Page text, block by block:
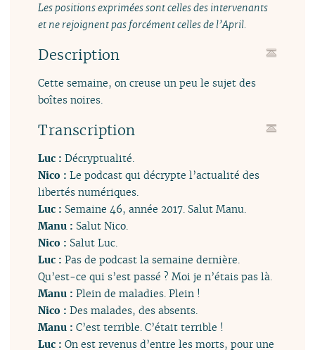
Les positions exprimées sont celles des intervenants
et ne rejoignent pas forcément celles de l’April.
Description
Cette semaine, on creuse un peu le sujet des
boîtes noires.
Transcription
Luc :Décryptualité.
Nico :Le podcast qui décrypte l’actualité des
libertés numériques.
Luc : Semaine 46, année 2017. Salut Manu.
Manu : Salut Nico.
Nico : Salut Luc.
Luc :Pas de podcast la semaine dernière.
Qu’est-ce qui s’est passé ? Moi je n’étais pas là.
Manu :Plein de maladies. Plein !
Nico :Des malades, des absents.
Manu :C’est terrible. C’était terrible !
Luc :On est revenus d’entre les morts, pour une